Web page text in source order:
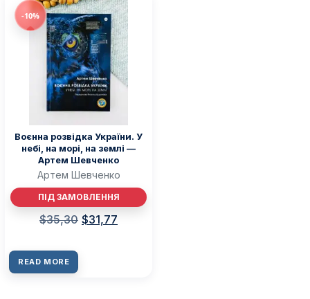
-10%
Воєнна розвідка України. У
небі, на морі, на землі —
Артем Шевченко
Артем Шевченко
ПІД ЗАМОВЛЕННЯ
$35,30 $31,77
READ MORE